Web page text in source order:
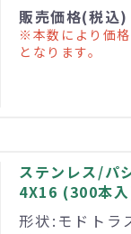
販売価格(税込
※本数により価
となります。
ステンレス/パ
4X16 (300本
形状:モドトラ